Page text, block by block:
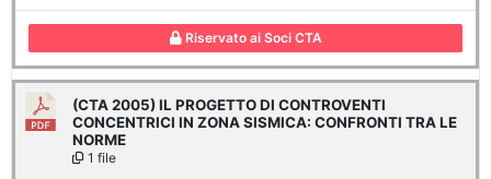
Riservato ai Soci CTA
(CTA 2005) IL PROGETTO DI CONTROVENTI
CONCENTRICI IN ZONA SISMICA: CONFRONTI TRA LE
NORME
1 file